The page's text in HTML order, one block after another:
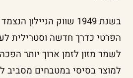
בשנת 1949 שווק
הפרטי כדרך חדשה וסטרילית
לשמר מזון לזמן ארוך יותר
למוצר בסיסי במטבחים מסביב